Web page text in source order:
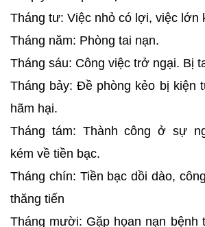
Tháng tư: Việc nhỏ có lợi, việc lớn
Tháng năm: Phòng tai nạn.
Tháng sáu: Công việc trở ngại. Bị
Tháng bảy: Đề phòng kẻo bị kiện
hãm hại.
Tháng tám: Thành công ở sự
kém về tiền bạc.
Tháng chín: Tiền bạc dồi dào,
thăng tiến
Tháng mười: Gặp họan nạn bệnh